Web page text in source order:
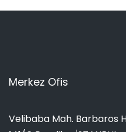
Merkez Ofis
Velibaba Mah. Barbaros